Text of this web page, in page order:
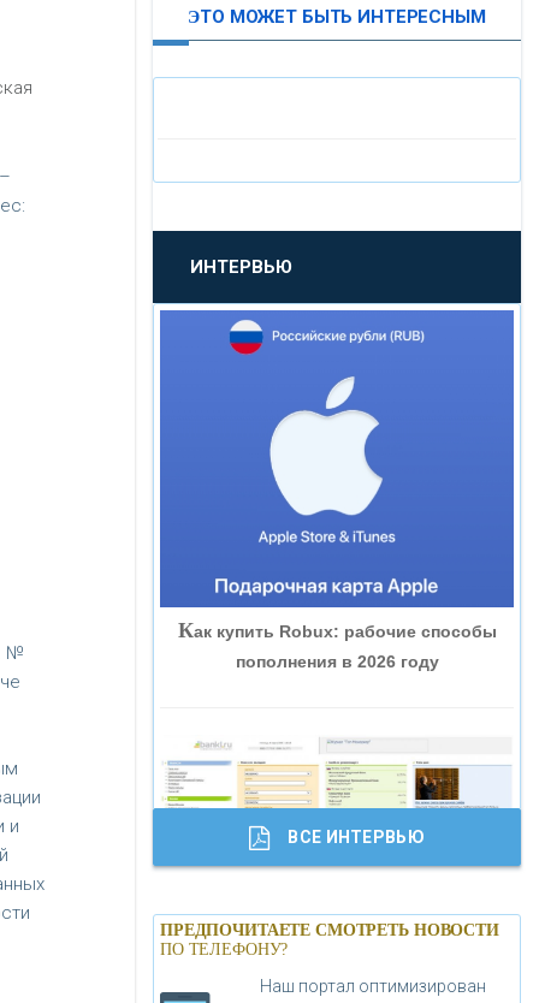
№
и
«ПРОМСВЯЗЬБАНК»
«НОВИКОМБАНК»
«СМП БАНК»
«ВНЕШПРОМБАНК»
«БАНК ГЛОБЭКС»
«ТРАСТ»
«ГАЗПРОМБАНК»
«МОСКОВСКИЙ КРЕДИТНЫЙ
БАНК»
ЭТО МОЖЕТ БЫТЬ ИНТЕРЕСНЫМ
ИНТЕРВЬЮ
Как купить Robux: рабочие способы
пополнения в 2026 году
Банки.ру обновил логотип впервые за
19 лет - «Лента новостей»
ВСЕ ИНТЕРВЬЮ
ПРЕДПОЧИТАЕТЕ СМОТРЕТЬ НОВОСТИ
ПО ТЕЛЕФОНУ?
Наш портал оптимизирован